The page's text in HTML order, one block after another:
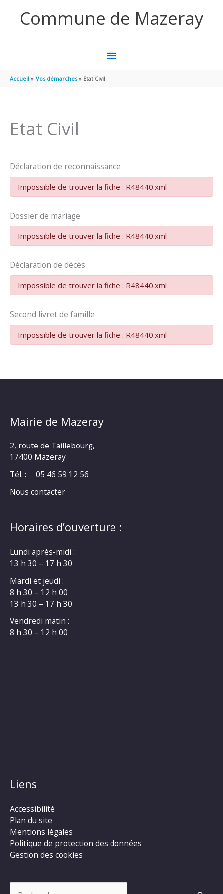
Commune de Mazeray
MENU
PRINCIPAL
Accueil Vos démarches Etat Civil
Etat Civil
Déclaration de reconnaissance
Impossible de trouver la fiche : R48440.xml
Dossier de mariage
Impossible de trouver la fiche : R48440.xml
Déclaration de décès
Impossible de trouver la fiche : R48440.xml
Second livret de famille
Impossible de trouver la fiche : R48440.xml
Mairie de Mazeray
2, route de Taillebourg,
17400 Mazeray
Tél. :
05 46 59 12 56
Nous contacter
Horaires d’ouverture :
Lundi après-midi :
13 h 30 – 17 h 30
Mardi et jeudi :
8 h 30 – 12 h 00
13 h 30 – 17 h 30
Vendredi matin :
8 h 30 – 12 h 00
Liens
Accessibilité
Plan du site
Mentions légales
Politique de protection des données
Gestion des cookies